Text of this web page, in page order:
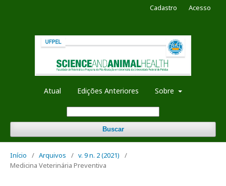
Atual Edições Anteriores Sobre
Buscar
Cadastro Acesso
Início / Arquivos / v. 9 n. 2 (2021)
/
Medicina Veterinária Preventiva